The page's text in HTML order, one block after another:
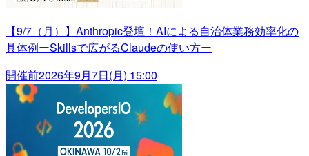
【9/7（月）】Anthropic登壇！AIによる自治体業務効率化の
具体例ーSkillsで広がるClaudeの使い方ー
開催前2026年9月7日(月) 15:00